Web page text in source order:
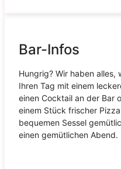
Bar-Infos
Hungrig? Wir haben alles,
Ihren Tag mit einem
einen Cocktail an der Bar
einem Stück frischer
bequemen Sessel
einen gemütlichen Abend.